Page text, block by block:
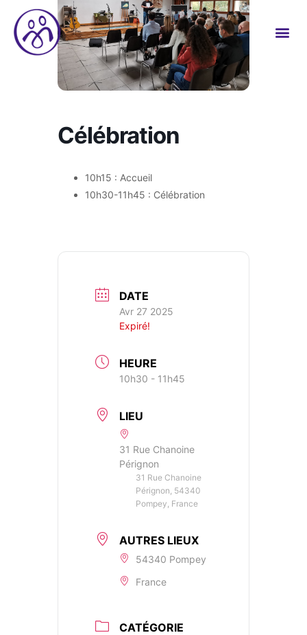
Célébration
10h15 : Accueil
10h30-11h45 : Célébration
DATE
Avr 27 2025
Expiré!
HEURE
10h30 - 11h45
LIEU
31 Rue Chanoine
Pérignon
31 Rue Chanoine
Pérignon, 54340
Pompey, France
AUTRES LIEUX
54340 Pompey
France
CATÉGORIE